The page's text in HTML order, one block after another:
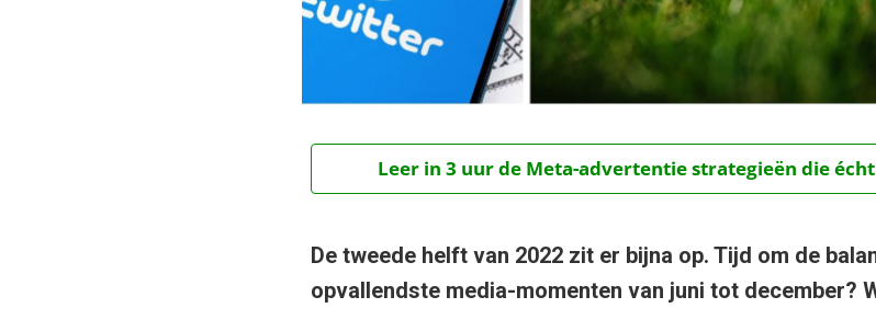
Leer in 3 uur de Meta-advertentie strategieën die
De tweede helft van 2022 zit er bijna op. Tijd om de
opvallendste media-momenten van juni tot december?